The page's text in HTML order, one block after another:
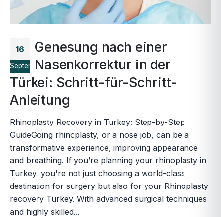
16
September
Genesung nach einer
Nasenkorrektur in der
Türkei: Schritt-für-Schritt-
Anleitung
Rhinoplasty Recovery in Turkey: Step-by-Step
GuideGoing rhinoplasty, or a nose job, can be a
transformative experience, improving appearance
and breathing. If you’re planning your rhinoplasty in
Turkey, you're not just choosing a world-class
destination for surgery but also for your Rhinoplasty
recovery Turkey. With advanced surgical techniques
and highly skilled...